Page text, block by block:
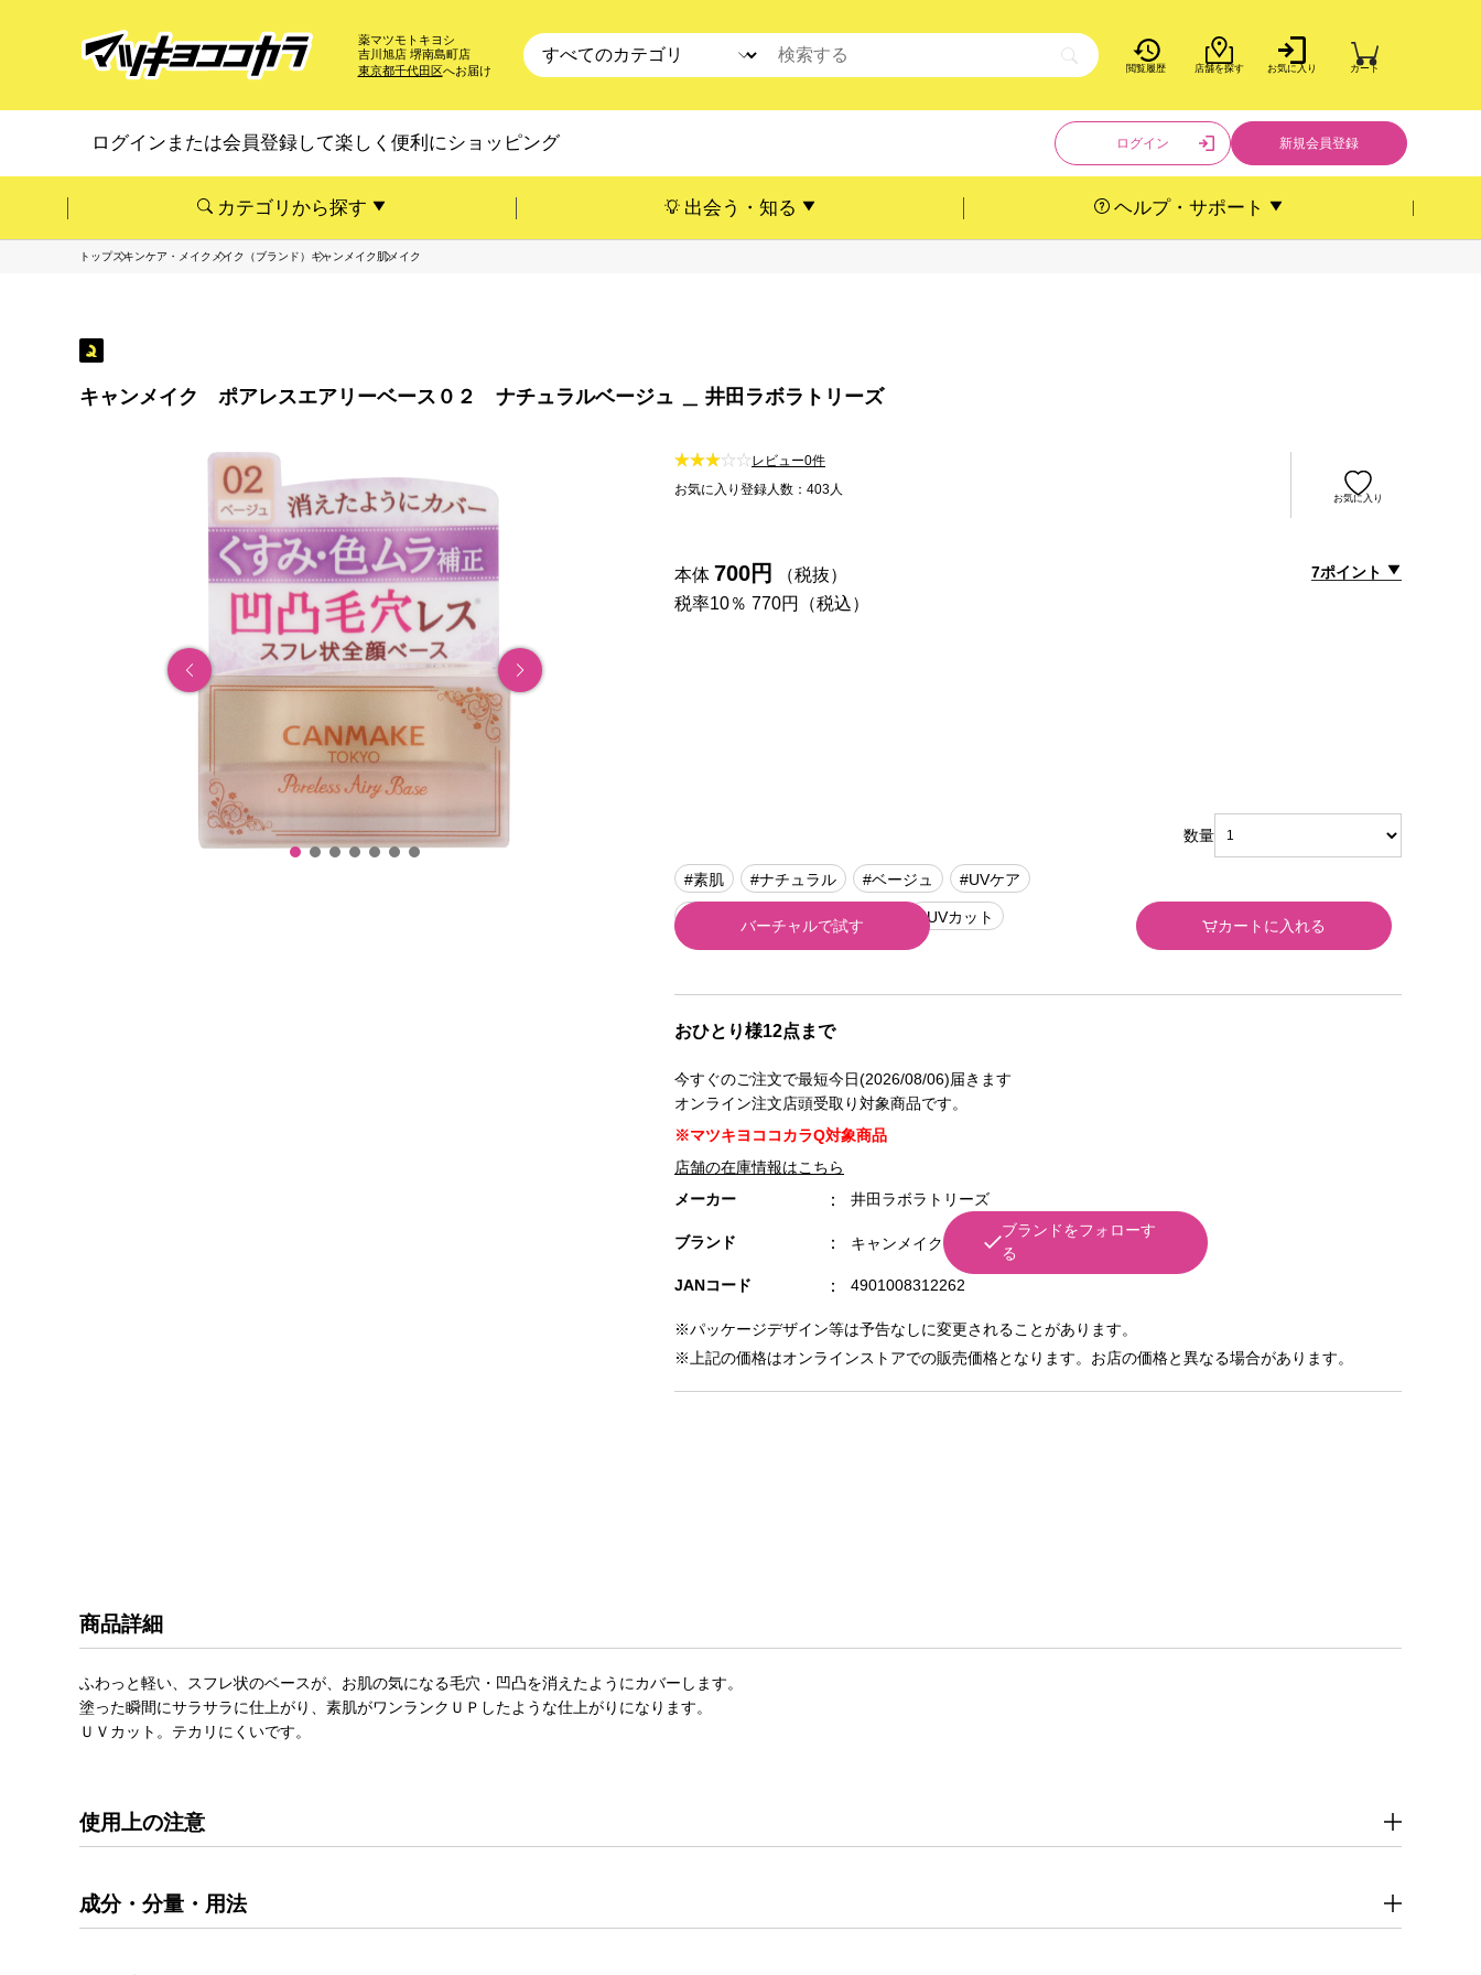
薬マツモトキヨシ
吉川旭店 堺南島町店
東京都千代田区へお届け 閲覧履歴 店舗を探す お気に入り カート
ログインまたは会員登録して楽しく便利にショッピング ログイン 新規会員登録
カテゴリから探す 出会う・知る ヘルプ・サポート
トップスキンケア・メイク メイク（ブランド） キャンメイク肌メイク
キャンメイク ポアレスエアリーベース０２ ナチュラルベージュ ＿ 井田ラボラトリーズ
レビュー0件
お気に入り登録人数：403人
お気に入り
本体 700円
（税抜）
税率10％ 770円（税込）
7ポイント
#素肌 #ナチュラル #ベージュ #UVケア
#CANMAKE（キャンメイク） #UVカット
おひとり様12点まで
今すぐのご注文で最短今日(2026/08/06)届きます
オンライン注文店頭受取り対象商品です。
※マツキヨココカラQ対象商品
店舗の在庫情報はこちら
メーカー 井田ラボラトリーズ
ブランド キャンメイク
ブランドをフォローす
る
JANコード
4901008312262
※パッケージデザイン等は予告なしに変更されることがあります。
※上記の価格はオンラインストアでの販売価格となります。お店の価格と異なる場合があります。
数量
カートに入れる
バーチャルで試す
商品詳細
ふわっと軽い、スフレ状のベースが、お肌の気になる毛穴・凹凸を消えたようにカバーします。
塗った瞬間にサラサラに仕上がり、素肌がワンランクＵＰしたような仕上がりになります。
ＵＶカット。テカリにくいです。
使用上の注意
成分・分量・用法